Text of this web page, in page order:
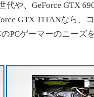
代や、GeForce GTX
GTX TITANなら、
PCゲーマーのニーズ